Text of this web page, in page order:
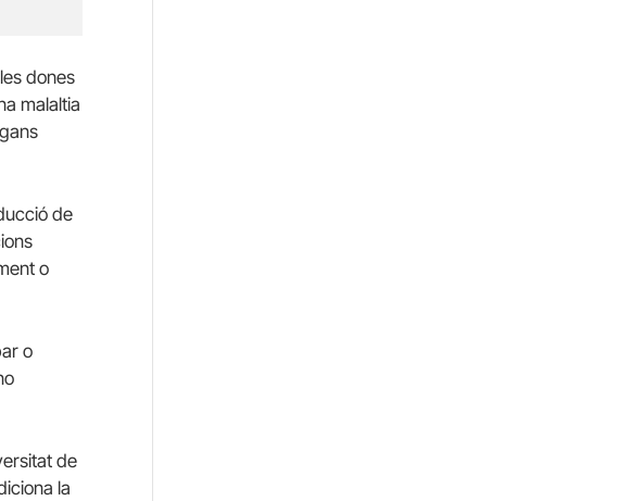
dones
malaltia
de
o
o
de
la